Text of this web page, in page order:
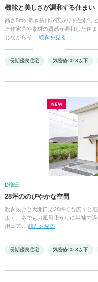
機能と美しさが調和する住まい
高さ5mの吹き抜けが広がりを生むリ
造作家具や素材の質感が調和した住
じながらそ… 続きを見る
長期優良住宅 気密値C0.3以下
D様邸
28坪ののびやかな空間
吹き抜けと大開口で28坪でも広々と
よく、冬でもお風呂上がりに半袖で
用エア… 続きを見る
長期優良住宅 気密値C0.3以下